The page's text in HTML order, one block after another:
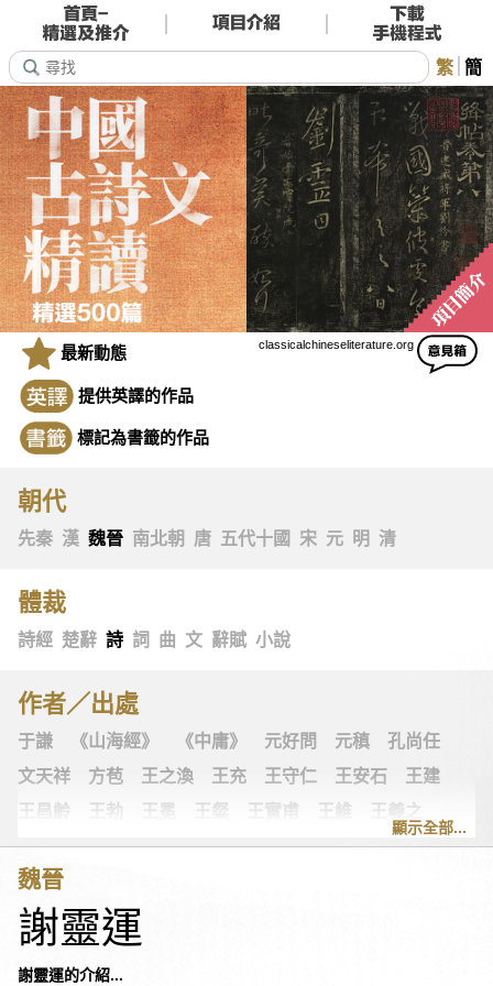
繁 簡
classicalchineseliterature.org
最新動態
提供英譯的作品
標記為書籤的作品
朝代
先秦 漢 魏晉 南北朝 唐 五代十國 宋 元 明 清
體裁
詩經 楚辭 詩 詞 曲 文 辭賦 小說
作者／出處
于謙 《山海經》 《中庸》 元好問 元稹
孔尚任
文天祥
方苞 王之渙 王充 王守仁 王安石
王建
王昌齡
王勃 王冕 王粲 王實甫 王維
王羲之
王翰
王觀 王讜 古詩十九首 古歌謠
史可法
司空圖
《左傳》
白居易
朱敦儒
朱慶餘
顯示全部...
魏晉
謝靈運
謝靈運的介紹...